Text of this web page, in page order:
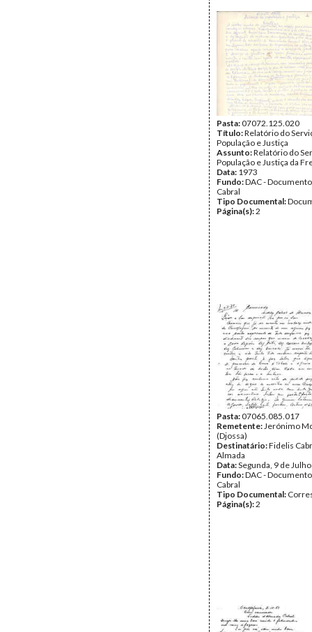
Pasta:07072.125.020
Título:Relatório do
População e Justiça
Assunto:Relatório do
População e Justiça da
Data: 1973
Fundo:DAC -
Cabral
Tipo Documental:
Página(s):2
Pasta:07065.085.017
Remetente:Jerónimo
(Djossa)
Destinatário:Fidelis
Almada
Data:Segunda, 9 de
Fundo:DAC -
Cabral
Tipo Documental:
Página(s):2